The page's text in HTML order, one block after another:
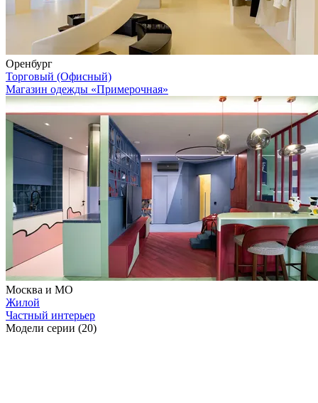
Оренбург
Торговый (Офисный)
Магазин одежды «Примерочная»
Москва и МО
Жилой
Частный интерьер
Модели серии (20)